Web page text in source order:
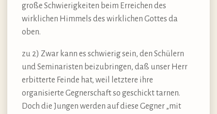
große Schwierigkeiten beim Erreichen des
wirklichen Himmels des wirklichen Gottes da
oben.
zu 2) Zwar kann es schwierig sein, den Schülern
und Seminaristen beizubringen, daß unser Herr
erbitterte Feinde hat, weil letztere ihre
organisierte Gegnerschaft so geschickt tarnen.
Doch die Jungen werden auf diese Gegner „mit